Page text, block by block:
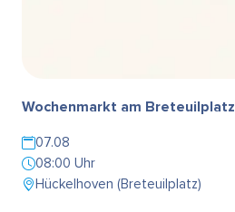
Wochenmarkt am Breteuilplatz
07.08
08:00 Uhr
Hückelhoven (Breteuilplatz)